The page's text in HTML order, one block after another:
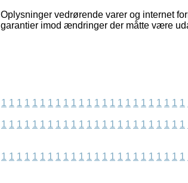
Oplysninger vedrørende varer og internet
garantier imod ændringer der måtte være
1 1 1 1 1 1 1 1 1 1 1 1 1 1 1 1 1 1 1 1 1 1 1 1
1 1 1 1 1 1 1 1 1 1 1 1 1 1 1 1 1 1 1 1 1 1 1 1
1 1 1 1 1 1 1 1 1 1 1 1 1 1 1 1 1 1 1 1 1 1 1 1